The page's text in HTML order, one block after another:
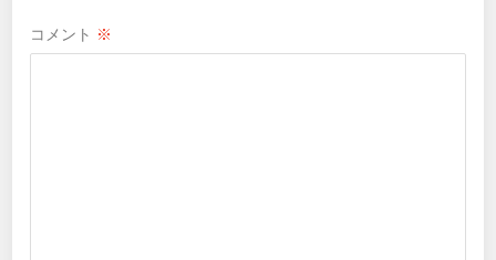
コメント ※